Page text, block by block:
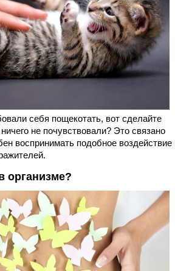
себя пощекотать, вот сделайте
не почувствовали? Это связано
воспринимать подобное воздействие
организме?